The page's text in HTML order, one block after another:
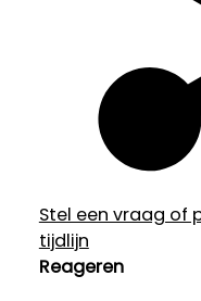
Stel een vraag of
tijdlijn
Reageren